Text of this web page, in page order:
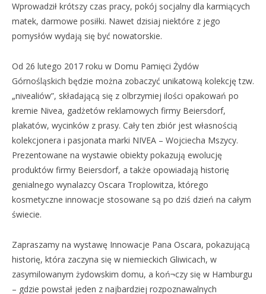
Wprowadził krótszy czas pracy, pokój socjalny dla karmiących
matek, darmowe posiłki. Nawet dzisiaj niektóre z jego
pomysłów wydają się być nowatorskie.
Od 26 lutego 2017 roku w Domu Pamięci Żydów
Górnośląskich będzie można zobaczyć unikatową kolekcję tzw.
„nivealiów”, składającą się z olbrzymiej ilości opakowań po
kremie Nivea, gadżetów reklamowych firmy Beiersdorf,
plakatów, wycinków z prasy. Cały ten zbiór jest własnością
kolekcjonera i pasjonata marki NIVEA – Wojciecha Mszycy.
Prezentowane na wystawie obiekty pokazują ewolucję
produktów firmy Beiersdorf, a także opowiadają historię
genialnego wynalazcy Oscara Troplowitza, którego
kosmetyczne innowacje stosowane są po dziś dzień na całym
świecie.
Zapraszamy na wystawę Innowacje Pana Oscara, pokazującą
historię, która zaczyna się w niemieckich Gliwicach, w
zasymilowanym żydowskim domu, a koń¬czy się w Hamburgu
– gdzie powstał jeden z najbardziej rozpoznawalnych